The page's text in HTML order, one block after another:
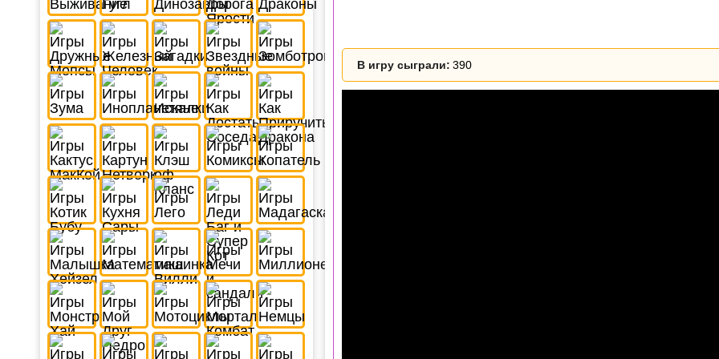
В игру сыграли: 390